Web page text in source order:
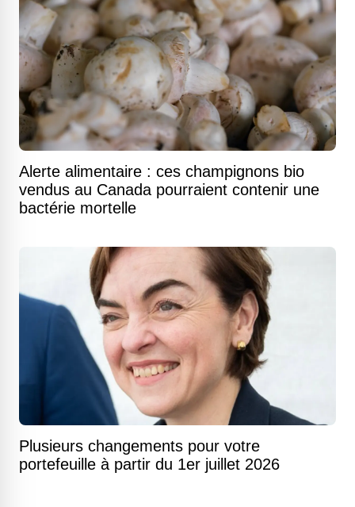
Alerte alimentaire : ces champignons bio
vendus au Canada pourraient contenir une
bactérie mortelle
Plusieurs changements pour votre
portefeuille à partir du 1er juillet 2026